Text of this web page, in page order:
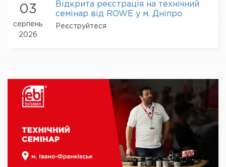
03
серпень
2026
Відкрита реєстрація на технічний
семінар від ROWE у м. Дніпро
Реєструйтеся